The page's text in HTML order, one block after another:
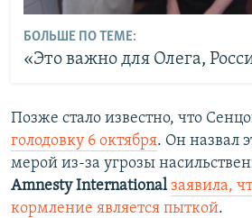
БОЛЬШЕ ПО ТЕМЕ:
«Это важно для Олега,
Позже стало известно, что
голодовку 6 октября. Он назвал
мерой из-за угрозы
Amnesty International заявила,
кормление является пыткой.